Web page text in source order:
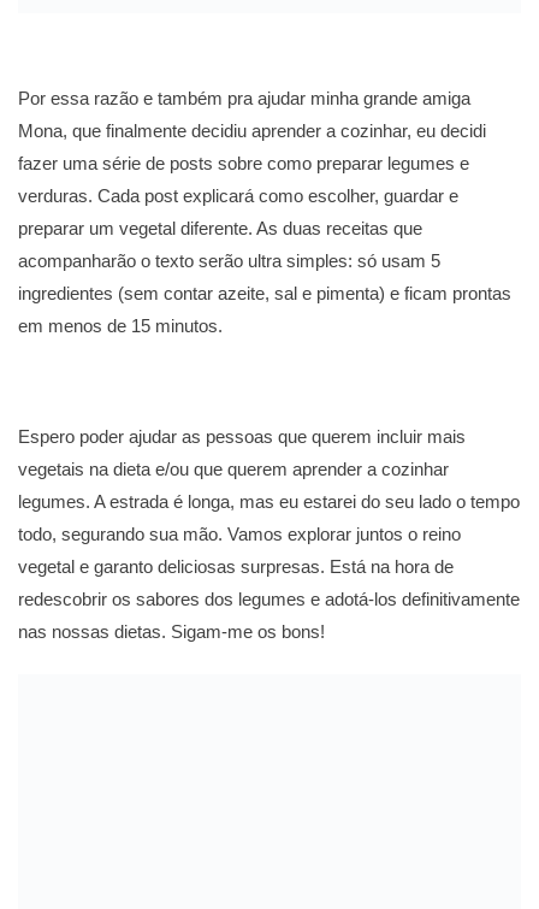
Por essa razão e também pra ajudar minha grande amiga
Mona, que finalmente decidiu aprender a cozinhar, eu decidi
fazer uma série de posts sobre como preparar legumes e
verduras. Cada post explicará como escolher, guardar e
preparar um vegetal diferente. As duas receitas que
acompanharão o texto serão ultra simples: só usam 5
ingredientes (sem contar azeite, sal e pimenta) e ficam prontas
em menos de 15 minutos.
Espero poder ajudar as pessoas que querem incluir mais
vegetais na dieta e/ou que querem aprender a cozinhar
legumes. A estrada é longa, mas eu estarei do seu lado o tempo
todo, segurando sua mão. Vamos explorar juntos o reino
vegetal e garanto deliciosas surpresas. Está na hora de
redescobrir os sabores dos legumes e adotá-los definitivamente
nas nossas dietas. Sigam-me os bons!